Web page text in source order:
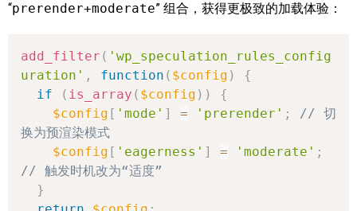
“prerender+moderate” 组合，获得更极致的加载体验：
add_filter ( 'wp_speculation_rules_config
uration' , function ( $config )
{
if
( is_array ( $config ) )
{
$config [ 'mode' ] = 'prerender' ;
// 切
换为预渲染模式
$config [ 'eagerness' ] = 'moderate' ;
// 触发时机改为“适度”
}